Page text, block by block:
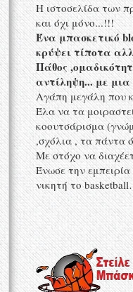
Η ιστοσελίδα των
και όχι μόνο...!!!
Ένα μπασκετικό
κρύψει τίποτα
Πάθος
αντίληψη... με
Αγάπη μεγάλη που
Έλα να τα
κοουτσάρισμα
,σχόλια , τα πάντα
Με στόχο να
Ένωσε την
νικητή το